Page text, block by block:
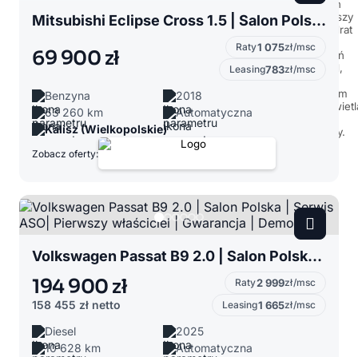
Mitsubishi Eclipse Cross 1.5 | Salon Polska | Pierwszy właściciel |
69 900 zł Raty1 075zł/msc
Leasing783zł/msc
Benzyna
2018
63 260 km
Automatyczna
Kalisz (Wielkopolskie)
Zobacz oferty:
Volkswagen Passat B9 2.0 | Salon Polska | Serwis ASO| Pierwszy właściciel | Gwarancja | Demo
194 900 zł
158 455 zł netto
Raty2 999zł/msc
Leasing1 665zł/msc
Diesel
2025
10 628 km
Automatyczna